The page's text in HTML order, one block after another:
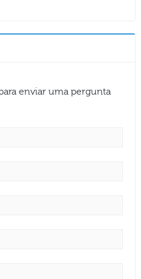
enviar uma pergunta